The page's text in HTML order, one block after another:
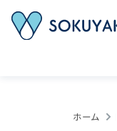
ホーム